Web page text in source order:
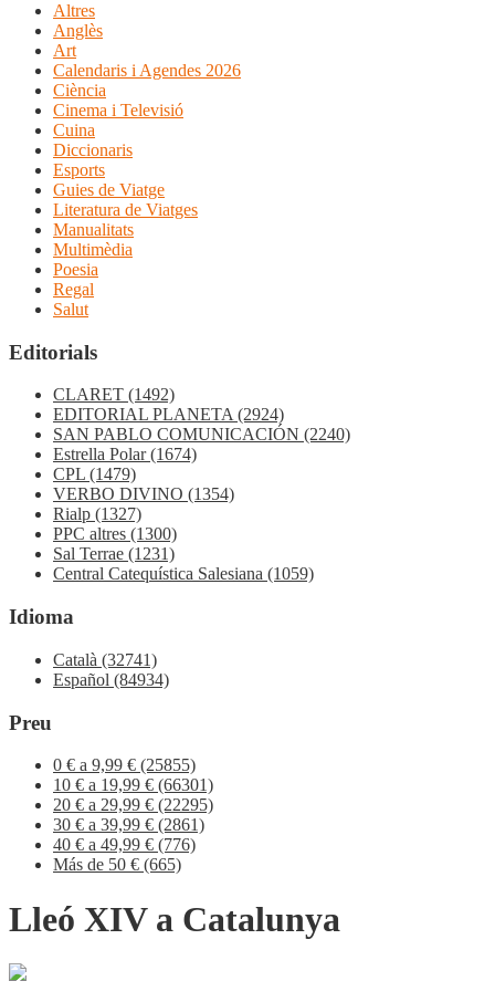
Altres
Anglès
Art
Calendaris i Agendes 2026
Ciència
Cinema i Televisió
Cuina
Diccionaris
Esports
Guies de Viatge
Literatura de Viatges
Manualitats
Multimèdia
Poesia
Regal
Salut
Editorials
CLARET (1492)
EDITORIAL PLANETA(2924)
SAN PABLO COMUNICACIÓN (2240)
Estrella Polar(1674)
CPL (1479)
VERBO DIVINO (1354)
Rialp (1327)
PPC altres (1300)
Sal Terrae (1231)
Central Catequística Salesiana (1059)
Idioma
Català (32741)
Español (84934)
Preu
0 € a 9,99 € (25855)
10 € a 19,99 € (66301)
20 € a 29,99 € (22295)
30 € a 39,99 € (2861)
40 € a 49,99 € (776)
Más de 50 € (665)
Lleó XIV a Catalunya